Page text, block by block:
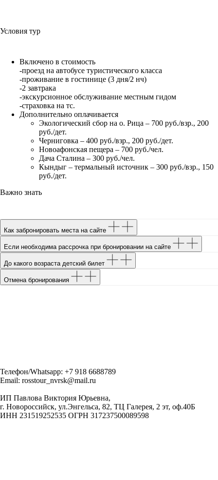
Условия тур
Включено в стоимость
-проезд на автобусе туристического класса
-проживание в гостинице (3 дня/2 нч)
-2 завтрака
-экскурсионное обслуживание местным гидом
-страховка на тс.
Дополнительно оплачивается
Экологический сбор на о. Рица – 700 руб./взр., 200
руб./дет.
Черниговка – 400 руб./взр., 200 руб./дет.
Новоафонская пещера – 700 руб./чел.
Дача Сталина – 300 руб./чел.
Кындыг – термальный источник – 300 руб./взр., 150
руб./дет.
Важно знать
Как забронировать места на сайте
Если необходима рассрочка при бронировании на сайте
До какого возраста детский билет
Отмена бронирования
Телефон/Whatsapp: +7 918 6688789
Email: rosstour_nvrsk@mail.ru
ИП Павлова Виктория Юрьевна,
г. Новороссийск, ул.Энгельса, 82, ТЦ Галерея, 2 эт, оф.40Б
ИНН 231519252535 ОГРН 317237500089598